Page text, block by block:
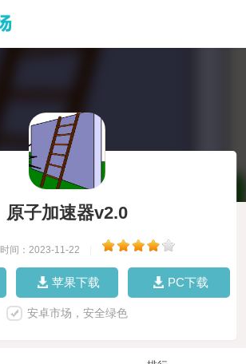
原子加速器v2.0
时间：2023-11-22
苹果下载 PC下载
安卓市场，安全绿色